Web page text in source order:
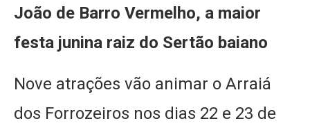
João de Barro Vermelho, a maior
festa junina raiz do Sertão baiano
Nove atrações vão animar o Arraiá
dos Forrozeiros nos dias 22 e 23 de